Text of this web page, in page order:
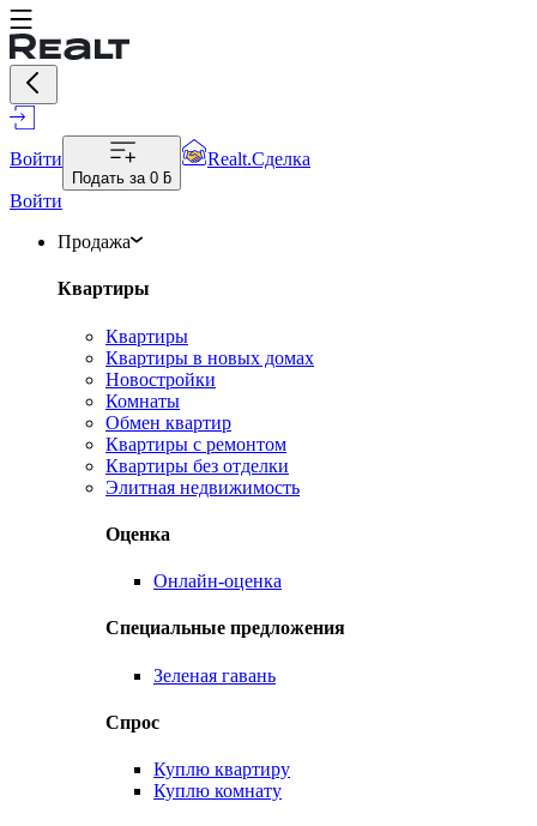
Войти
Подать за 0 ƃ
Realt.Сделка
Войти
Продажа
Квартиры
Квартиры
Квартиры в новых домах
Новостройки
Комнаты
Обмен квартир
Квартиры с ремонтом
Квартиры без отделки
Элитная недвижимость
Оценка
Онлайн-оценка
Специальные предложения
Зеленая гавань
Спрос
Куплю квартиру
Куплю комнату